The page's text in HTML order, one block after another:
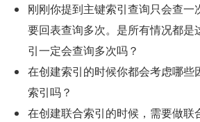
刚刚你提到主键索引查询只会查一
要回表查询多次。是所有情况都是
引一定会查询多次吗？
在创建索引的时候你都会考虑哪些
索引吗？
在创建联合索引的时候，需要做联